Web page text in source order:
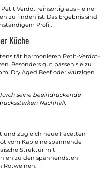
Verdot reinsortig aus – eine
zu finden ist. Das Ergebnis sind
Profil.
Küche
harmonieren Petit-Verdot-
Besonders gut passen sie zu
Dry Aged Beef oder würzigen
seine beeindruckende
Nachhall.
und zugleich neue Facetten
vom Kap eine spannende
Struktur mit
zu den spannendsten
Rotweinen.